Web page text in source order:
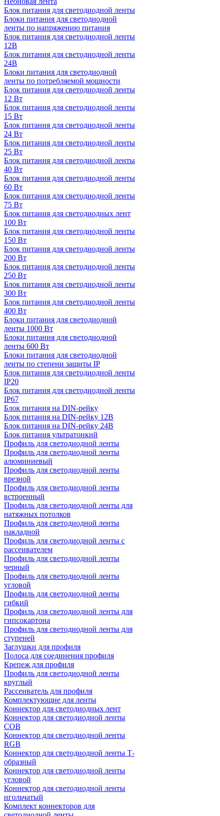
Блок питания для светодиодной ленты
Блоки питания для светодиодной
ленты по напряжению питания
Блок питания для светодиодной ленты
12В
Блок питания для светодиодной ленты
24В
Блоки питания для светодиодной
ленты по потребляемой мощности
Блок питания для светодиодной ленты
12 Вт
Блок питания для светодиодной ленты
15 Вт
Блок питания для светодиодной ленты
24 Вт
Блок питания для светодиодной ленты
25 Вт
Блок питания для светодиодной ленты
40 Вт
Блок питания для светодиодной ленты
60 Вт
Блок питания для светодиодной ленты
75 Вт
Блок питания для светодиодных лент
100 Вт
Блок питания для светодиодной ленты
150 Вт
Блок питания для светодиодной ленты
200 Вт
Блок питания для светодиодной ленты
250 Вт
Блок питания для светодиодной ленты
300 Вт
Блок питания для светодиодной ленты
400 Вт
Блоки питания для светодиодной
ленты 1000 Вт
Блоки питания для светодиодной
ленты 600 Вт
Блоки питания для светодиодной
ленты по степени защиты IP
Блок питания для светодиодной ленты
IP20
Блок питания для светодиодной ленты
IP67
Блок питания на DIN-рейку
Блок питания на DIN-рейку 12В
Блок питания на DIN-рейку 24В
Блок питания ультратонкий
Профиль для светодиодной ленты
Профиль для светодиодной ленты
алюминиевый
Профиль для светодиодной ленты
врезной
Профиль для светодиодной ленты
встроенный
Профиль для светодиодной ленты для
натяжных потолков
Профиль для светодиодной ленты
накладной
Профиль для светодиодной ленты с
рассеивателем
Профиль для светодиодной ленты
черный
Профиль для светодиодной ленты
угловой
Профиль для светодиодной ленты
гибкий
Профиль для светодиодной ленты для
гипсокартона
Профиль для светодиодной ленты для
ступеней
Заглушки для профиля
Полоса для соединения профиля
Крепеж для профиля
Профиль для светодиодной ленты
круглый
Рассеиватель для профиля
Комплектующие для ленты
Коннектор для светодиодных лент
Коннектор для светодиодной ленты
COB
Коннектор для светодиодной ленты
RGB
Коннектор для светодиодной ленты Т-
образный
Коннектор для светодиодной ленты
угловой
Коннектор для светодиодной ленты
игольчатый
Комплект коннекторов для